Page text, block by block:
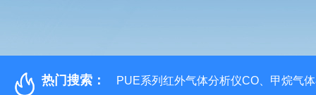
热门搜索： PUE系列红外气体分析仪CO、甲烷气